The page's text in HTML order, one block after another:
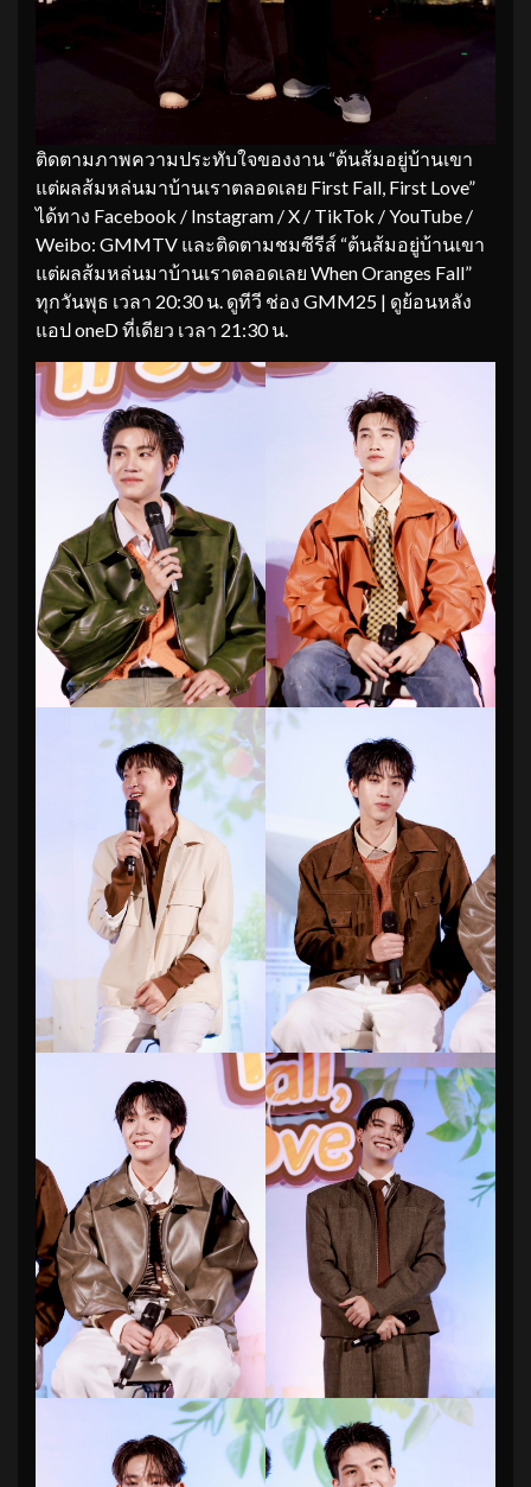
ติดตามภาพความประทับใจของงาน “ต้นส้มอยู่บ้านเขา
แต่ผลส้มหล่นมาบ้านเราตลอดเลย First Fall, First Love”
ได้ทาง Facebook / Instagram / X / TikTok / YouTube /
Weibo: GMMTV และติดตามชมซีรีส์ “ต้นส้มอยู่บ้านเขา
แต่ผลส้มหล่นมาบ้านเราตลอดเลย When Oranges Fall”
ทุกวันพุธ เวลา 20:30 น. ดูทีวี ช่อง GMM25 | ดูย้อนหลัง
แอป oneD ที่เดียว เวลา 21:30 น.